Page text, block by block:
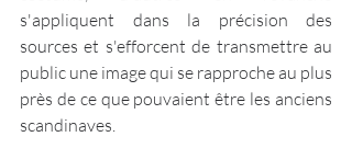
s'appliquent dans la précision des
sources et s'efforcent de transmettre au
public une image qui se rapproche au plus
près de ce que pouvaient être les anciens
scandinaves.